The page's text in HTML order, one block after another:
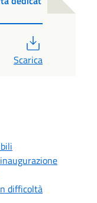
Scarica
difficoltà